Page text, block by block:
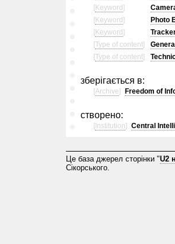
[Keyword ]
[Keyword ]
Photo
[Keyword ]
[Type of content]
[Type of content]
зберігається в:
[Archive] Freedom of
створено:
[ Institution] Central
Це база джерел сторінки "U2
Сікорського.